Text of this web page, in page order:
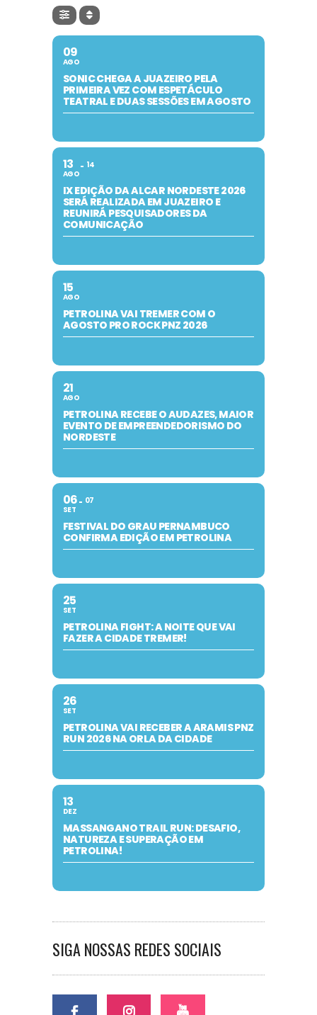
09
AGO
SONIC CHEGA A JUAZEIRO PELA
PRIMEIRA VEZ COM ESPETÁCULO
TEATRAL E DUAS SESSÕES EM AGOSTO
13
AGO
14
IX EDIÇÃO DA ALCAR NORDESTE 2026
SERÁ REALIZADA EM JUAZEIRO E
REUNIRÁ PESQUISADORES DA
COMUNICAÇÃO
15
AGO
PETROLINA VAI TREMER COM O
AGOSTO PRO ROCK PNZ 2026
21
AGO
PETROLINA RECEBE O AUDAZES, MAIOR
EVENTO DE EMPREENDEDORISMO DO
NORDESTE
06
SET
07
FESTIVAL DO GRAU PERNAMBUCO
CONFIRMA EDIÇÃO EM PETROLINA
25
SET
PETROLINA FIGHT: A NOITE QUE VAI
FAZER A CIDADE TREMER!
26
SET
PETROLINA VAI RECEBER A ARAMIS PNZ
RUN 2026 NA ORLA DA CIDADE
13
DEZ
MASSANGANO TRAIL RUN: DESAFIO,
NATUREZA E SUPERAÇÃO EM
PETROLINA!
SIGA NOSSAS REDES SOCIAIS